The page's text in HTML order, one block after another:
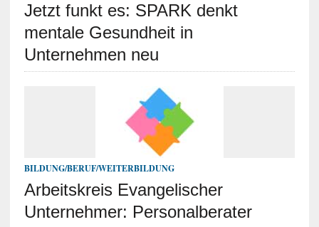
Jetzt funkt es: SPARK denkt
mentale Gesundheit in
Unternehmen neu
BILDUNG/BERUF/WEITERBILDUNG
Arbeitskreis Evangelischer
Unternehmer: Personalberater